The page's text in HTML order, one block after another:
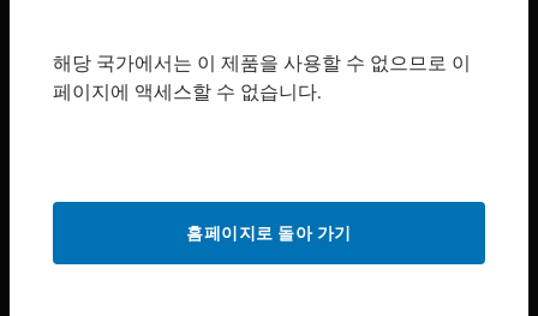
toggle view
서비스
해당 국가에서는 이 제품을 사용할 수 없으므로 이
페이지에 액세스할 수 없습니다.
홈페이지로 돌아 가기